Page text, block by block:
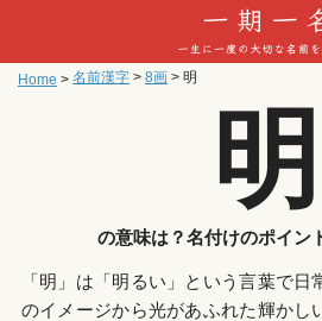
Home > 名前漢字 > 8画 > 明
明
の意味は？名付けのポイン
「明」は「明るい」という言葉で
のイメージから光があふれた輝かし